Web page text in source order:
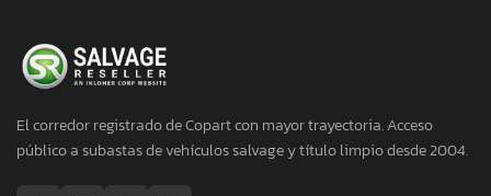
El corredor registrado de Copart con mayor trayectoria. Acceso
público a subastas de vehículos salvage y título limpio desde 2004.